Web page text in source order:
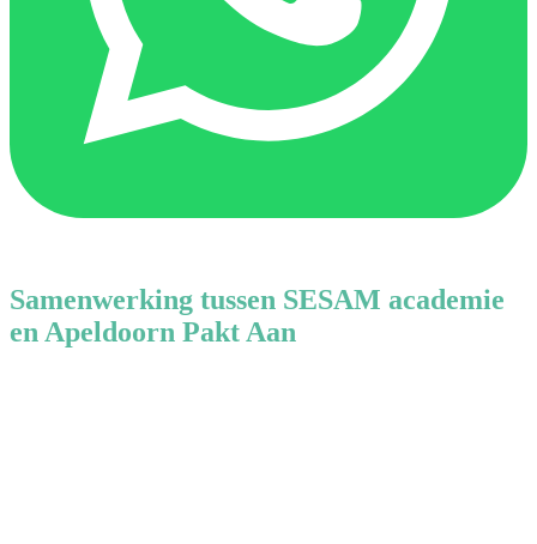
Samenwerking tussen SESAM academie
en Apeldoorn Pakt Aan